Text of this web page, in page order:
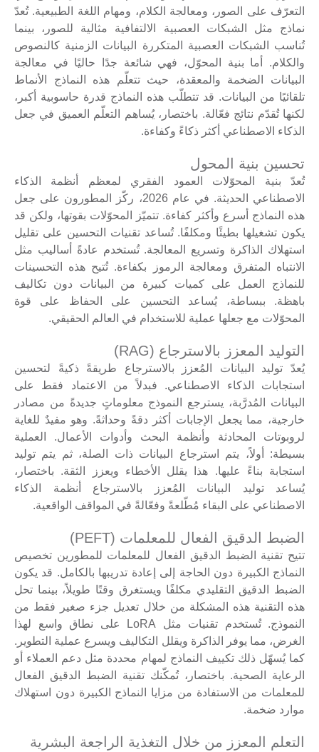
التعرّف على الصور، ومعالجة الكلام، ومهام اللغة الطبيعية. تُعدّ
نماذج مثل الشبكات العصبية الالتفافية مثالية للصور، بينما
تُناسب الشبكات العصبية المتكررة البيانات الزمنية كالنصوص
والكلام. أما بنية المحوّل، فهي شائعة جدًا حاليًا في معالجة
البيانات الضخمة والمعقدة، حيث تتعلّم هذه النماذج الأنماط
تلقائيًا من البيانات. قد تتطلّب هذه النماذج قدرة حاسوبية أكبر،
لكنها تُقدّم نتائج فعّالة. باختصار، يُساهم التعلّم العميق في جعل
الذكاء الاصطناعي أكثر ذكاءً وكفاءة.
تحسين بنية المحول
تُعدّ بنية المحوّلات العمود الفقري لمعظم أنظمة الذكاء
الاصطناعي الحديثة. في عام 2026، ركّز المطورون على جعل
هذه النماذج أسرع وأكثر كفاءة. تتميّز المحوّلات بقوتها، ولكن قد
يكون تشغيلها بطيئًا ومكلفًا. تُساعد تقنيات التحسين على تقليل
استهلاك الذاكرة وتسريع المعالجة. تُستخدم عادةً أساليب مثل
الانتباه المتفرق ومعالجة الرموز بكفاءة. تُتيح هذه التحسينات
للنماذج العمل على كميات كبيرة من البيانات دون تكاليف
باهظة. ببساطة، يُساعد التحسين على الحفاظ على قوة
المحوّلات مع جعلها عملية للاستخدام في العالم الحقيقي.
التوليد المعزز بالاسترجاع (RAG)
يُعدّ توليد البيانات المُعزز بالاسترجاع طريقةً ذكيةً لتحسين
استجابات الذكاء الاصطناعي. فبدلاً من الاعتماد فقط على
البيانات المُدرَّبة، يسترجع النموذج معلوماتٍ جديدةً من مصادر
خارجية، مما يجعل الإجابات أكثر دقةً وحداثةً. وهو مفيدٌ للغاية
لروبوتات المحادثة وأنظمة البحث وأدوات الأعمال. العملية
بسيطة: أولاً، يتم استرجاع البيانات ذات الصلة، ثم يتم توليد
استجابة بناءً عليها. هذا يقلل الأخطاء ويعزز الثقة. باختصار،
يُساعد توليد البيانات المُعزز بالاسترجاع أنظمة الذكاء
الاصطناعي على البقاء مُطّلعةً وفعّالةً في المواقف الواقعية.
الضبط الدقيق الفعال للمعلمات (PEFT)
تتيح تقنية الضبط الدقيق الفعال للمعلمات للمطورين تخصيص
النماذج الكبيرة دون الحاجة إلى إعادة تدريبها بالكامل. قد يكون
الضبط الدقيق التقليدي مكلفًا ويستغرق وقتًا طويلاً، بينما تحل
هذه التقنية هذه المشكلة من خلال تعديل جزء صغير فقط من
النموذج. تُستخدم تقنيات مثل LoRA على نطاق واسع لهذا
الغرض، مما يوفر الذاكرة ويقلل التكاليف ويسرع عملية التطوير.
كما يُسهّل ذلك تكييف النماذج لمهام محددة مثل دعم العملاء أو
الرعاية الصحية. باختصار، تُمكّنك تقنية الضبط الدقيق الفعال
للمعلمات من الاستفادة من مزايا النماذج الكبيرة دون استهلاك
موارد ضخمة.
التعلم المعزز من خلال التغذية الراجعة البشرية